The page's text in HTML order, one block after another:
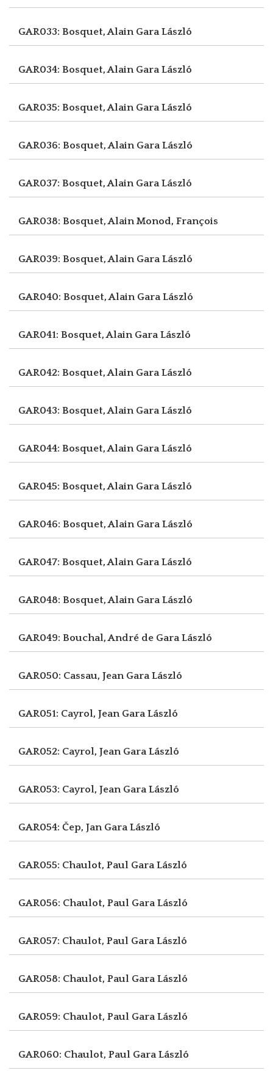
GAR033: Bosquet, Alain Gara László
GAR034: Bosquet, Alain Gara László
GAR035: Bosquet, Alain Gara László
GAR036: Bosquet, Alain Gara László
GAR037: Bosquet, Alain Gara László
GAR038: Bosquet, AlainMonod, François
GAR039: Bosquet, Alain Gara László
GAR040: Bosquet, Alain Gara László
GAR041: Bosquet, Alain Gara László
GAR042: Bosquet, Alain Gara László
GAR043: Bosquet, Alain Gara László
GAR044: Bosquet, Alain Gara László
GAR045: Bosquet, Alain Gara László
GAR046: Bosquet, Alain Gara László
GAR047: Bosquet, Alain Gara László
GAR048: Bosquet, Alain Gara László
GAR049: Bouchal, André de Gara László
GAR050: Cassau, Jean Gara László
GAR051: Cayrol, Jean Gara László
GAR052: Cayrol, Jean Gara László
GAR053: Cayrol, Jean Gara László
GAR054: Čep, Jan Gara László
GAR055: Chaulot, Paul Gara László
GAR056: Chaulot, Paul Gara László
GAR057: Chaulot, Paul Gara László
GAR058: Chaulot, Paul Gara László
GAR059: Chaulot, Paul Gara László
GAR060: Chaulot, Paul Gara László